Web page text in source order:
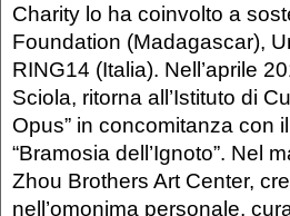
Charity lo ha coinvolto a
Foundation (Madagascar),
RING14 (Italia). Nell’aprile
Sciola, ritorna all’Istituto di
Opus” in concomitanza con
“Bramosia dell’Ignoto”. Nel
Zhou Brothers Art Center,
nell’omonima personale,